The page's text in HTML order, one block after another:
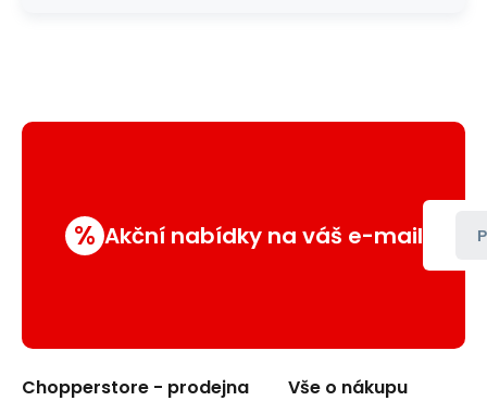
% Akční nabídky na váš e-mail
Chopperstore - prodejna Vše o nákupu